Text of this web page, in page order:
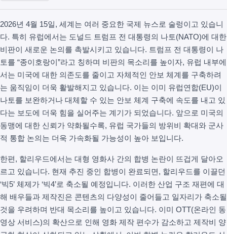
2026년 4월 15일, 세계는 여러 중요한 국제 뉴스로 술렁이고 있습니
다. 특히 유럽에서는 도널드 트럼프 전 대통령의 나토(NATO)에 대한
비판이 새로운 논의를 촉발시키고 있습니다. 트럼프 전 대통령이 나
토를 “종이호랑이”라고 칭하며 비판의 목소리를 높이자, 유럽 내부에
서는 미국에 대한 의존도를 줄이고 자체적인 안보 체계를 구축하려
는 움직임이 더욱 활발해지고 있습니다. 이는 이미 유럽연합(EU)이
나토를 보완하거나 대체할 수 있는 안보 체계 구축에 속도를 내고 있
다는 보도에 더욱 힘을 실어주는 계기가 되었습니다. 앞으로 미국의
동맹에 대한 신뢰가 약화될수록, 유럽 국가들의 방위비 확대와 군사
적 통합 논의는 더욱 가속화될 가능성이 높아 보입니다.
한편, 할리우드에서는 대형 영화사 간의 합병 논란이 뜨겁게 달아오
르고 있습니다. 현재 추진 중인 합병이 완료되면, 할리우드를 이끌던
‘빅5’ 체제가 ‘빅4’로 축소될 예정입니다. 이러한 산업 구조 재편에 대
해 배우들과 제작진은 콘텐츠의 다양성이 줄어들고 일자리가 축소될
것을 우려하며 반대 목소리를 높이고 있습니다. 이미 OTT(온라인 동
영상 서비스)의 확산으로 인해 영화 제작 편수가 감소하고 제작비 양